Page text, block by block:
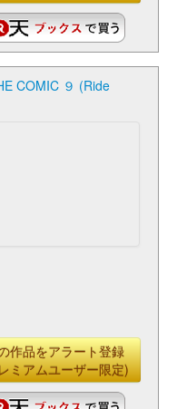
COMIC ９ (Ride
作品をアラート登録
ミアムユーザー限定)